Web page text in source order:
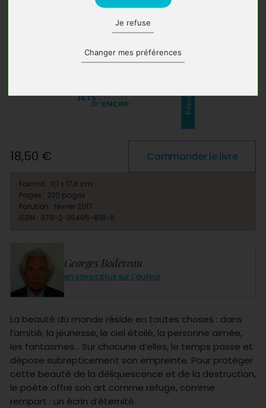
Je refuse
Changer mes préférences
Georges Bodereau
en savoir plus sur l'auteur
La beauté du monde réside en toutes choses : dans
l’amitié, la jeunesse, le ciel étoilé, la personne aimée,
les fantasmes… Sur chacune d’elles, le temps passe et
dépose subrepticement son empreinte. Pour protéger
cette beauté de la déliquescence et de la destruction,
le poète offre son art comme refuge, comme
rempart : un écrin d’éternité.
18,50 € Commander le livre
Format : 11,1 x 17,8 cm
Pages : 230 pages
Parution : février 2017
ISBN : 978-2-35485-818-6